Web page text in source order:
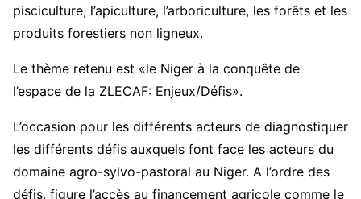
pisciculture, l’apiculture, l’arboriculture, les forêts et les
produits forestiers non ligneux.
Le thème retenu est «le Niger à la conquête de
l’espace de la ZLECAF: Enjeux/Défis».
L’occasion pour les différents acteurs de diagnostiquer
les différents défis auxquels font face les acteurs du
domaine agro-sylvo-pastoral au Niger. A l’ordre des
défis, figure l’accès au financement agricole comme le